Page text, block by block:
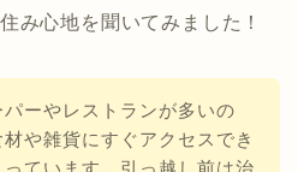
み心地を聞いてみました！
ーやレストランが多いの
や雑貨にすぐアクセスでき
っています。引っ越し前は治